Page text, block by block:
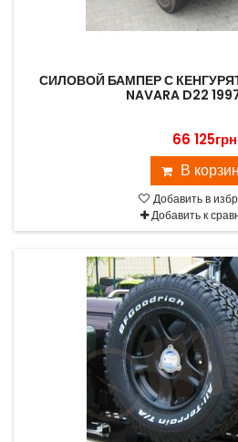
СИЛОВОЙ БАМПЕР С
NAVARA D22
66 125грн
В
Добавить в
Добавить к